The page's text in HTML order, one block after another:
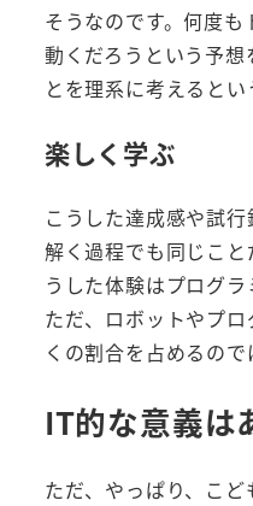
そうなのです。何度
動くだろうという予
とを理系に考えるとい
楽しく学ぶ
こうした達成感や試
解く過程でも同じこ
うした体験はプログ
ただ、ロボットやプ
くの割合を占めるので
IT的な意義は
ただ、やっぱり、こ